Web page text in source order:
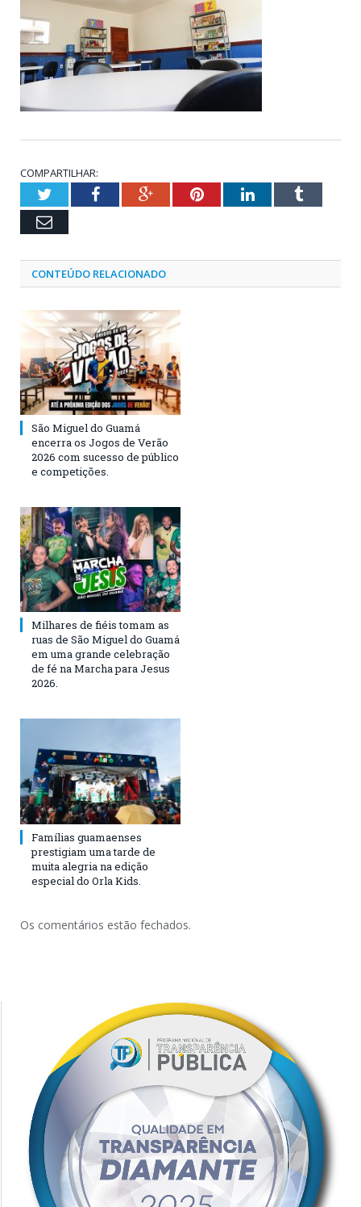
COMPARTILHAR:
TwitterFacebookGoogle+PinterestLinkedInTumblr
Email
CONTEÚDO RELACIONADO
São Miguel do Guamá
encerra os Jogos de Verão
2026 com sucesso de público
e competições.
Milhares de fiéis tomam as
ruas de São Miguel do Guamá
em uma grande celebração
de fé na Marcha para Jesus
2026.
Famílias guamaenses
prestigiam uma tarde de
muita alegria na edição
especial do Orla Kids.
Os comentários estão fechados.